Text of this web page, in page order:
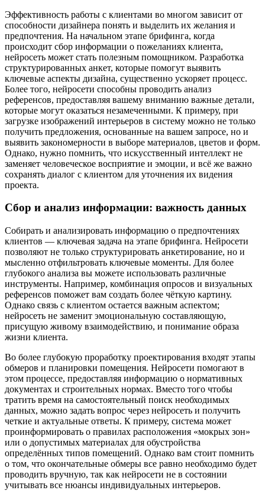
Эффективность работы с клиентами во многом зависит от
способности дизайнера понять и выделить их желания и
предпочтения. На начальном этапе брифинга, когда
происходит сбор информации о пожеланиях клиента,
нейросеть может стать полезным помощником. Разработка
структурированных анкет, которые помогут выявить
ключевые аспекты дизайна, существенно ускоряет процесс.
Более того, нейросети способны проводить анализ
референсов, предоставляя вашему вниманию важные детали,
которые могут оказаться незамеченными. К примеру, при
загрузке изображений интерьеров в систему можно не только
получить предложения, основанные на вашем запросе, но и
выявить закономерности в выборе материалов, цветов и форм.
Однако, нужно помнить, что искусственный интеллект не
заменяет человеческое восприятие и эмоции, и всё же важно
сохранять диалог с клиентом для уточнения их видения
проекта.
Сбор и анализ информации: важность данных
Собирать и анализировать информацию о предпочтениях
клиентов — ключевая задача на этапе брифинга. Нейросети
позволяют не только структурировать анкетирование, но и
мысленно отфильтровать ключевые моменты. Для более
глубокого анализа вы можете использовать различные
инструменты. Например, комбинация опросов и визуальных
референсов поможет вам создать более чёткую картину.
Однако связь с клиентом остается важным аспектом;
нейросеть не заменит эмоциональную составляющую,
присущую живому взаимодействию, и понимание образа
жизни клиента.
Во более глубокую проработку проектирования входят этапы
обмеров и планировки помещения. Нейросети помогают в
этом процессе, предоставляя информацию о нормативных
документах и строительных нормах. Вместо того чтобы
тратить время на самостоятельный поиск необходимых
данных, можно задать вопрос через нейросеть и получить
четкие и актуальные ответы. К примеру, система может
проинформировать о правилах расположения «мокрых зон»
или о допустимых материалах для обустройства
определённых типов помещений. Однако вам стоит помнить
о том, что окончательные обмеры все равно необходимо будет
проводить вручную, так как нейросети не в состоянии
учитывать все нюансы индивидуальных интерьеров.